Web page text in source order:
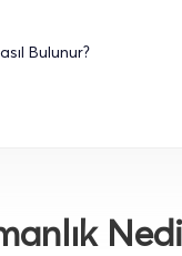
Bulunur?